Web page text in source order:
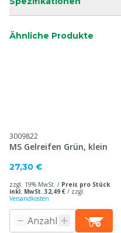
Ähnliche Produkte
3009822
MS Gelreifen Grün, klein
27,30 €
zzgl. 19% MwSt. / Preis pro Stück
inkl. MwSt. 32,49 € / zzgl.
Versandkosten